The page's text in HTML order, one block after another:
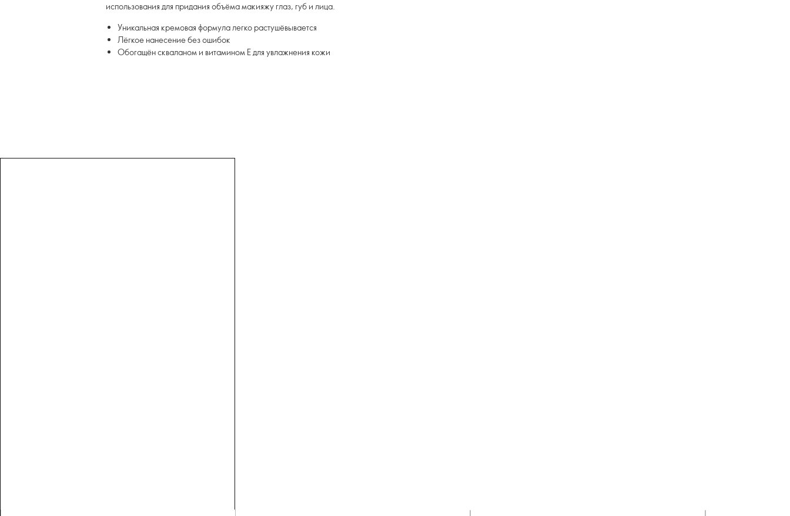
использования для придания объёма макияжу глаз, губ и лица.
Уникальная кремовая формула легко растушёвывается
Лёгкое нанесение без ошибок
Обогащён скваланом и витамином Е для увлажнения кожи